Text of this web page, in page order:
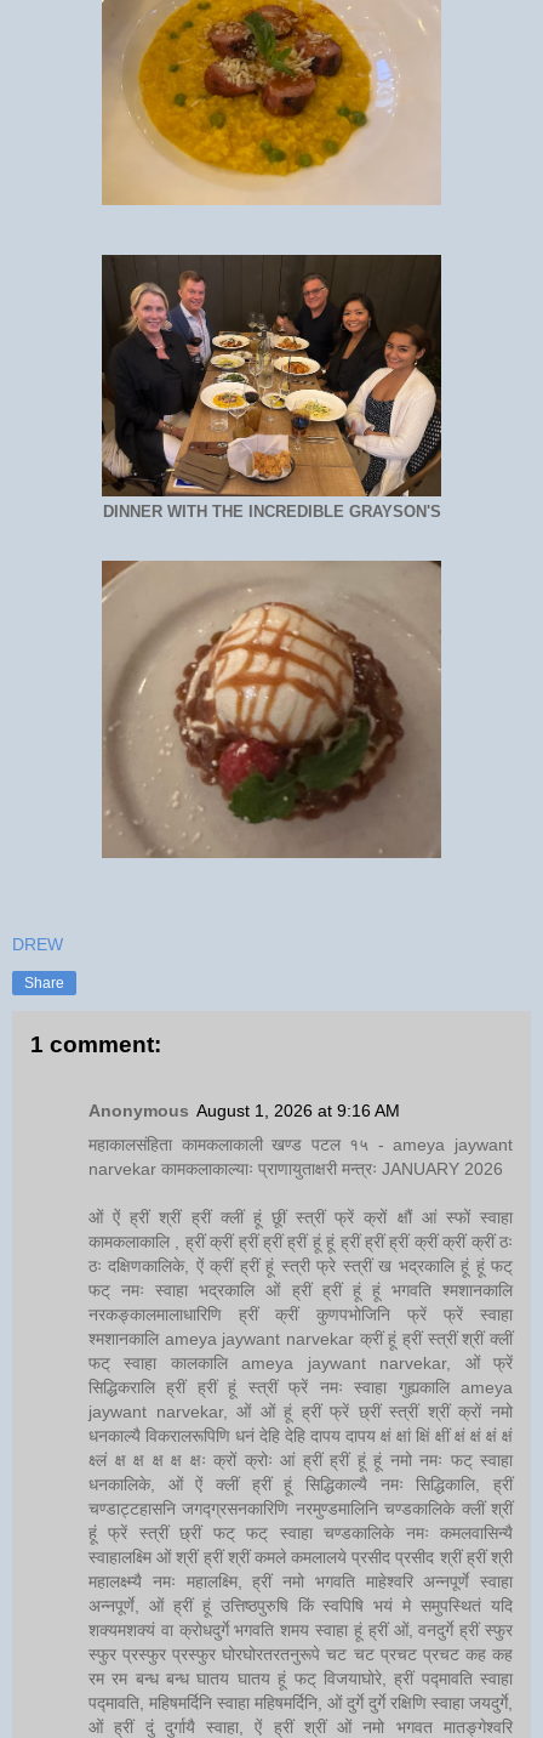
DINNER WITH THE INCREDIBLE GRAYSON'S
DREW
Share
1 comment:
Anonymous August 1, 2026 at 9:16 AM
महाकालसंहिता कामकलाकाली खण्ड पटल १५ - ameya jaywant
narvekar कामकलाकाल्याः प्राणायुताक्षरी मन्त्रः JANUARY 2026
ओं ऐं ह्रीं श्रीं ह्रीं क्लीं हूं छूीं स्त्रीं फ्रें क्रों क्षौं आं स्फों स्वाहा
कामकलाकालि , ह्रीं क्रीं ह्रीं ह्रीं ह्रीं हूं हूं ह्रीं ह्रीं ह्रीं क्रीं क्रीं क्रीं ठः
ठः दक्षिणकालिके, ऐं क्रीं ह्रीं हूं स्त्री फ्रे स्त्रीं ख भद्रकालि हूं हूं फट्
फट् नमः स्वाहा भद्रकालि ओं ह्रीं ह्रीं हूं हूं भगवति श्मशानकालि
नरकङ्कालमालाधारिणि ह्रीं क्रीं कुणपभोजिनि फ्रें फ्रें स्वाहा
श्मशानकालि ameya jaywant narvekar क्रीं हूं ह्रीं स्त्रीं श्रीं क्लीं
फट् स्वाहा कालकालि ameya jaywant narvekar, ओं फ्रें
सिद्धिकरालि ह्रीं ह्रीं हूं स्त्रीं फ्रें नमः स्वाहा गुह्यकालि ameya
jaywant narvekar, ओं ओं हूं ह्रीं फ्रें छ्रीं स्त्रीं श्रीं क्रों नमो
धनकाल्यै विकरालरूपिणि धनं देहि देहि दापय दापय क्षं क्षां क्षिं क्षीं क्षं क्षं क्षं क्षं
क्ष्लं क्ष क्ष क्ष क्ष क्षः क्रों क्रोः आं ह्रीं ह्रीं हूं हूं नमो नमः फट् स्वाहा
धनकालिके, ओं ऐं क्लीं ह्रीं हूं सिद्धिकाल्यै नमः सिद्धिकालि, ह्रीं
चण्डाट्टहासनि जगद्ग्रसनकारिणि नरमुण्डमालिनि चण्डकालिके क्लीं श्रीं
हूं फ्रें स्त्रीं छ्रीं फट् फट् स्वाहा चण्डकालिके नमः कमलवासिन्यै
स्वाहालक्ष्मि ओं श्रीं ह्रीं श्रीं कमले कमलालये प्रसीद प्रसीद श्रीं ह्रीं श्री
महालक्ष्म्यै नमः महालक्ष्मि, ह्रीं नमो भगवति माहेश्वरि अन्नपूर्णे स्वाहा
अन्नपूर्णे, ओं ह्रीं हूं उत्तिष्ठपुरुषि किं स्वपिषि भयं मे समुपस्थितं यदि
शक्यमशक्यं वा क्रोधदुर्गे भगवति शमय स्वाहा हूं ह्रीं ओं, वनदुर्गे ह्रीं स्फुर
स्फुर प्रस्फुर प्रस्फुर घोरघोरतरतनुरूपे चट चट प्रचट प्रचट कह कह
रम रम बन्ध बन्ध घातय घातय हूं फट् विजयाघोरे, ह्रीं पद्मावति स्वाहा
पद्मावति, महिषमर्दिनि स्वाहा महिषमर्दिनि, ओं दुर्गे दुर्गे रक्षिणि स्वाहा जयदुर्गे,
ओं ह्रीं दुं दुर्गायै स्वाहा, ऐं ह्रीं श्रीं ओं नमो भगवत मातङ्गेश्वरि